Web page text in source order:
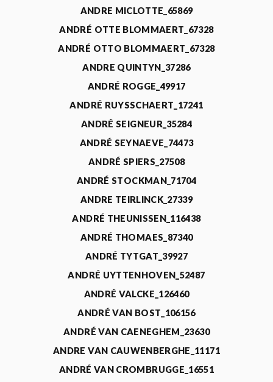
ANDRE MICLOTTE_65869
ANDRÉ OTTE BLOMMAERT_67328
ANDRÉ OTTO BLOMMAERT_67328
ANDRE QUINTYN_37286
ANDRÉ ROGGE_49917
ANDRÉ RUYSSCHAERT_17241
ANDRÉ SEIGNEUR_35284
ANDRÉ SEYNAEVE_74473
ANDRÉ SPIERS_27508
ANDRÉ STOCKMAN_71704
ANDRE TEIRLINCK_27339
ANDRÉ THEUNISSEN_116438
ANDRÉ THOMAES_87340
ANDRÉ TYTGAT_39927
ANDRÉ UYTTENHOVEN_52487
ANDRÉ VALCKE_126460
ANDRÉ VAN BOST_106156
ANDRÉ VAN CAENEGHEM_23630
ANDRE VAN CAUWENBERGHE_11171
ANDRÉ VAN CROMBRUGGE_16551